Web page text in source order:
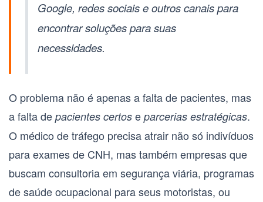
Google, redes sociais e outros canais para
encontrar soluções para suas
necessidades.
O problema não é apenas a falta de pacientes, mas
a falta de pacientes certos e parcerias estratégicas.
O médico de tráfego precisa atrair não só indivíduos
para exames de CNH, mas também empresas que
buscam consultoria em segurança viária, programas
de saúde ocupacional para seus motoristas, ou